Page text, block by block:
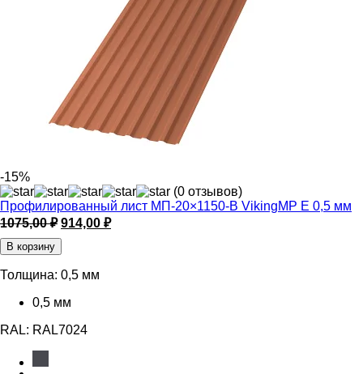
-15%
(0 отзывов)
Профилированный лист МП-20×1150-B VikingMP E 0,5 мм
1075,00₽ Первоначальная
цена
составляла
1075,00 ₽.
914,00 ₽Текущая
В корзину
Толщина: 0,5 мм
0,5 мм
RAL: RAL7024